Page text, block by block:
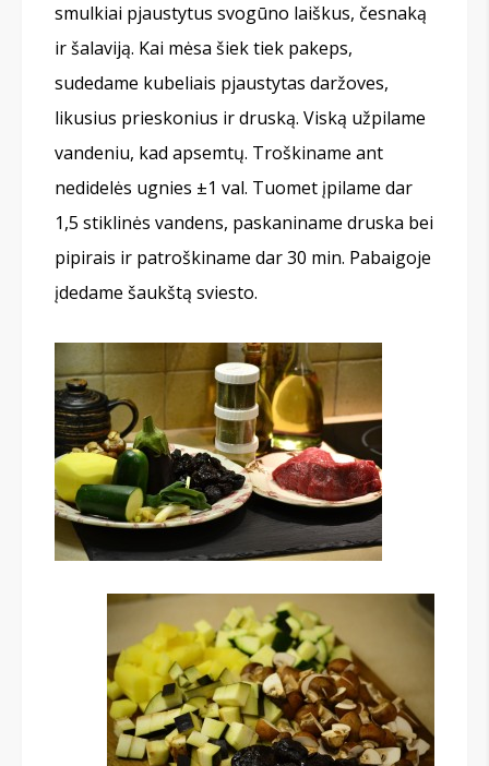
smulkiai pjaustytus svogūno laiškus, česnaką
ir šalaviją. Kai mėsa šiek tiek pakeps,
sudedame kubeliais pjaustytas daržoves,
likusius prieskonius ir druską. Viską užpilame
vandeniu, kad apsemtų. Troškiname ant
nedidelės ugnies ±1 val. Tuomet įpilame dar
1,5 stiklinės vandens, paskaniname druska bei
pipirais ir patroškiname dar 30 min. Pabaigoje
įdedame šaukštą sviesto.